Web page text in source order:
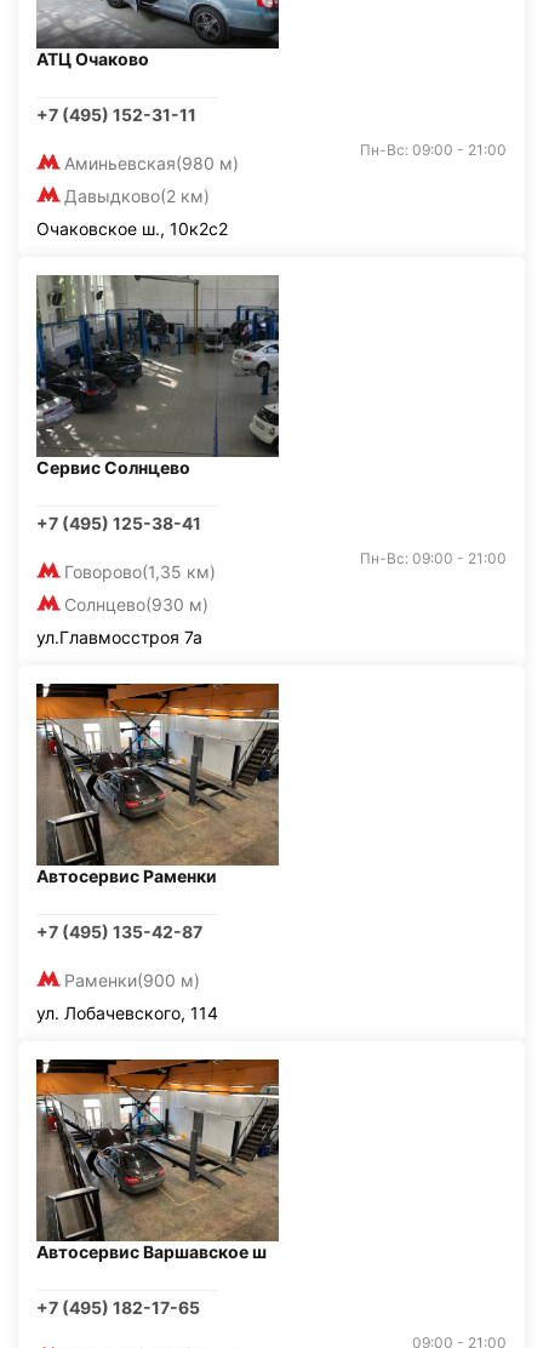
АТЦ Очаково
+7 (495) 152-31-11
Аминьевская(980 м)
Давыдково(2 км)
Пн-Вс: 09:00 - 21:00
Очаковское ш., 10к2с2
Сервис Солнцево
+7 (495) 125-38-41
Говорово(1,35 км)
Солнцево(930 м)
Пн-Вс: 09:00 - 21:00
ул.Главмосстроя 7а
Автосервис Раменки
+7 (495) 135-42-87
Раменки(900 м)
ул. Лобачевского, 114
Автосервис Варшавское ш
+7 (495) 182-17-65
09:00 - 21:00